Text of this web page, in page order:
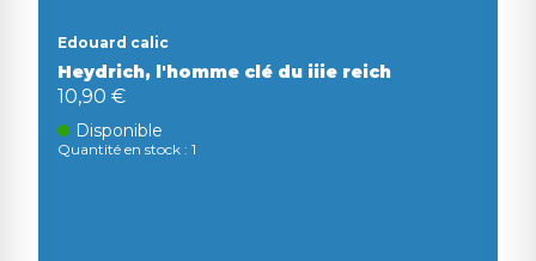
Edouard calic
Heydrich, l'homme clé du iiie reich
10,90 €
Disponible
Quantité en stock : 1